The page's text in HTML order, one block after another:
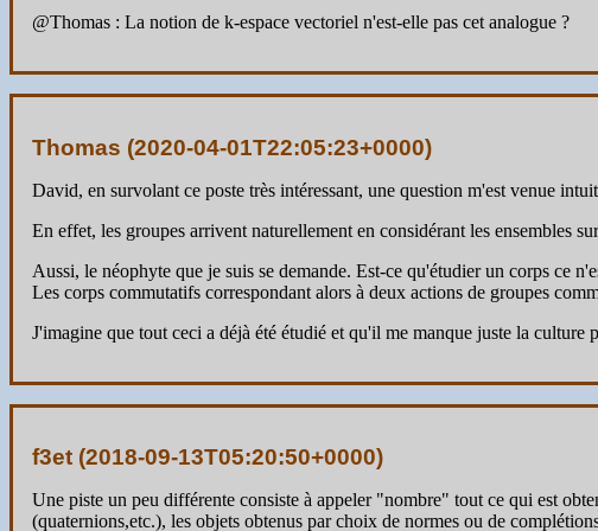
@Thomas : La notion de k-espace vectoriel n'est-elle pas cet analogue ?
Thomas (2020-04-01T22:05:23+0000)
David, en survolant ce poste très intéressant, une question m'est venue
En effet, les groupes arrivent naturellement en considérant les ensembles
Aussi, le néophyte que je suis se demande. Est-ce qu'étudier un corps ce
Les corps commutatifs correspondant alors à deux actions de groupes
J'imagine que tout ceci a déjà été étudié et qu'il me manque juste la
f3et (2018-09-13T05:20:50+0000)
Une piste un peu différente consiste à appeler "nombre" tout ce qui est
(quaternions,etc.), les objets obtenus par choix de normes ou de